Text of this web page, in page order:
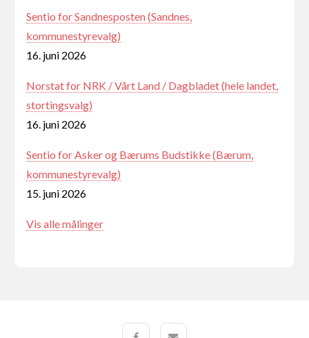
Sentio for Sandnesposten (Sandnes,
kommunestyrevalg)
16. juni 2026
Norstat for NRK / Vårt Land / Dagbladet (hele landet,
stortingsvalg)
16. juni 2026
Sentio for Asker og Bærums Budstikke (Bærum,
kommunestyrevalg)
15. juni 2026
Vis alle målinger